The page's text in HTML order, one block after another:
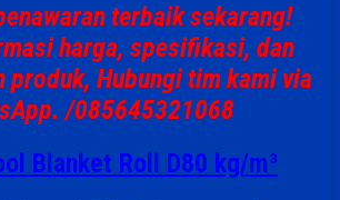
terbaik sekarang!
harga, spesifikasi, dan
produk, Hubungi tim kami via
/085645321068